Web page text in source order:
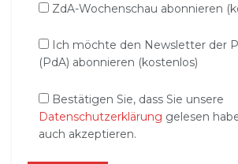
ZdA-Wochenschau abonnieren
Ich möchte den Newsletter der
(PdA) abonnieren (kostenlos)
Bestätigen Sie, dass Sie unsere
Datenschutzerklärung gelesen
auch akzeptieren.